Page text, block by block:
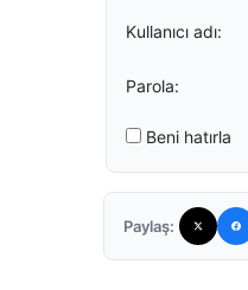
Kullanıcı adı:
Parola:
Beni hatırla
Paylaş: